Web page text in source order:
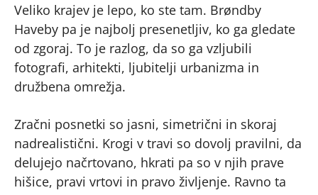
Veliko krajev je lepo, ko ste tam. Brøndby
Haveby pa je najbolj presenetljiv, ko ga gledate
od zgoraj. To je razlog, da so ga vzljubili
fotografi, arhitekti, ljubitelji urbanizma in
družbena omrežja.
Zračni posnetki so jasni, simetrični in skoraj
nadrealistični. Krogi v travi so dovolj pravilni, da
delujejo načrtovano, hkrati pa so v njih prave
hišice, pravi vrtovi in pravo življenje. Ravno ta